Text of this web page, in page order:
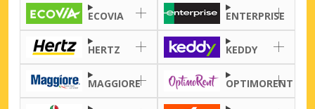
ECOVIA ENTERPRISE
HERTZ KEDDY
MAGGIORE OPTIMORENT